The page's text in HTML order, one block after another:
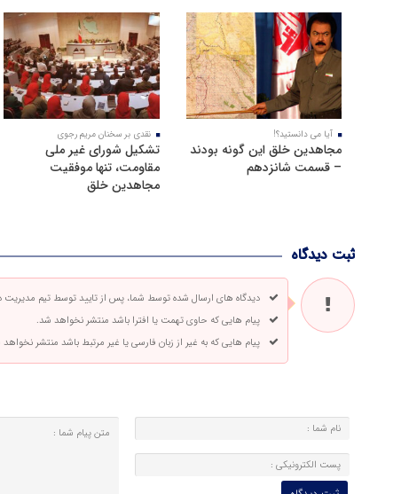
آیا می دانستید؟!
مجاهدین خلق این گونه بودند
– قسمت شانزدهم
نقدی بر سخنان مریم رجوی
تشکیل شورای غیر ملی
مقاومت، تنها موفقیت
مجاهدین خلق
ثبت دیدگاه
دیدگاه های ارسال شده توسط شما، پس از تایید توسط تیم
پیام هایی که حاوی تهمت یا افترا باشد منتشر نخواهد شد.
پیام هایی که به غیر از زبان فارسی یا غیر مرتبط باشد منتشر